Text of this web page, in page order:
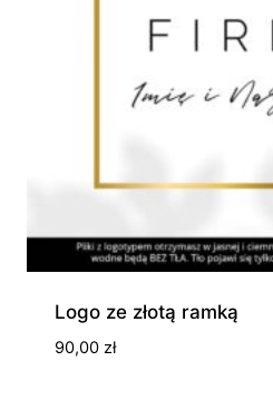
Logo ze złotą ramką
90,00 zł